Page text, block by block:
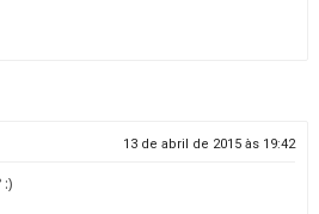
13 de abril de 2015 às 19:42